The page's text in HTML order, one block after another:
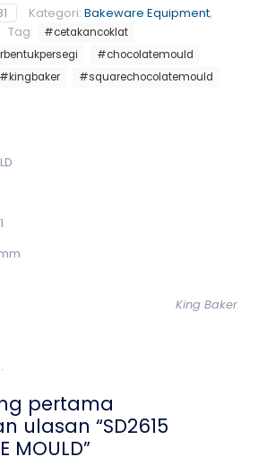
Kategori: Bakeware Equipment,
Tag:
#cetakancoklat
#chocolatemould
#kingbaker #squarechocolatemould
King Baker
pertama
ulasan “SD2615
MOULD”